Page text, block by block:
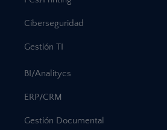
Ciberseguridad
Gestión TI
BI/Analitycs
ERP/CRM
Gestión Documental